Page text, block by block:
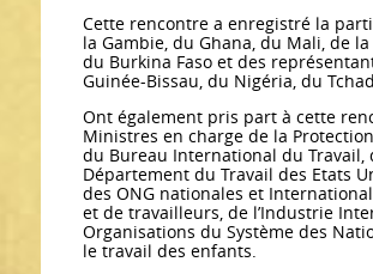
Cette rencontre a enregistré la
la Gambie, du Ghana, du Mali, de
du Burkina Faso et des
Guinée-Bissau, du Nigéria, du
Ont également pris part à cette
Ministres en charge de la
du Bureau International du Travail,
Département du Travail des Etats
des ONG nationales et
et de travailleurs, de l’Industrie
Organisations du Système des
le travail des enfants.